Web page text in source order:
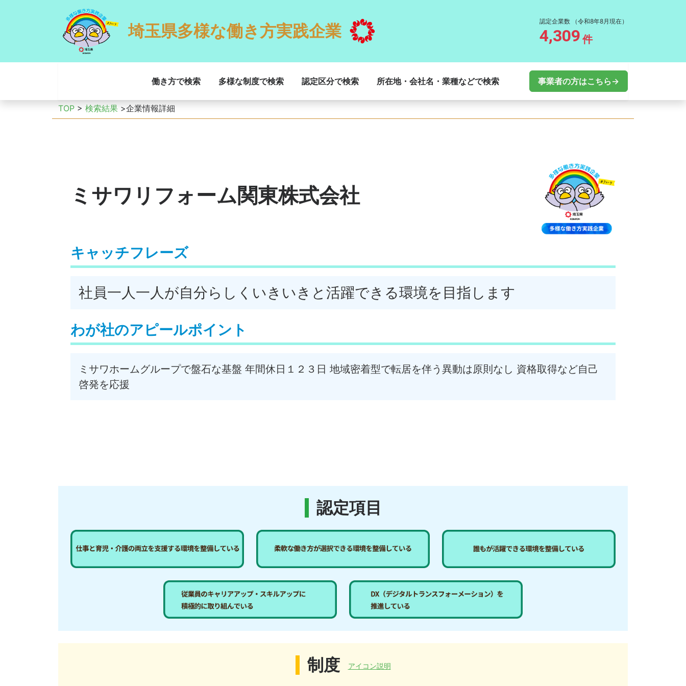
埼玉県多様な働き方実践企業
認定企業数 （令和8年8月現在）
4,309 件
働き方で検索 多様な制度で検索 認定区分で検索 所在地・会社名・業種などで検索 事業者の方はこちら→
TOP > 検索結果 >企業情報詳細
ミサワリフォーム関東株式会社
キャッチフレーズ
社員一人一人が自分らしくいきいきと活躍できる環境を目指します
わが社のアピールポイント
ミサワホームグループで盤石な基盤 年間休日１２３日 地域密着型で転居を伴う異動は原則なし 資格取得など自己
啓発を応援
認定項目
制度 アイコン説明